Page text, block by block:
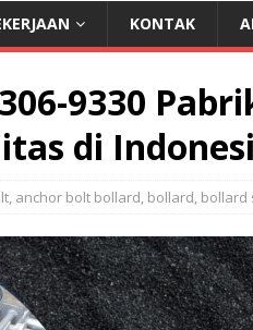
KONTAK
9330
di
, anchor bolt bollard, bollard, bollard